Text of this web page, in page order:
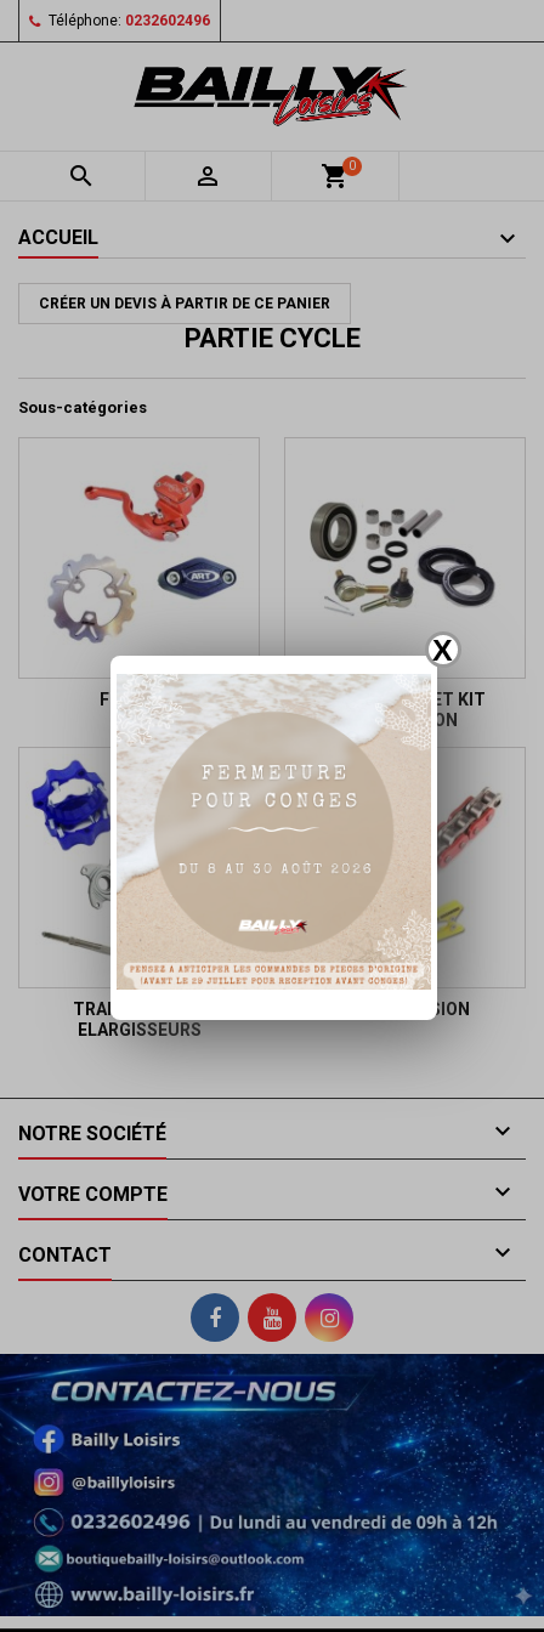
X
Téléphone: 0232602496
  shopping_cart0
ACCUEIL
CRÉER UN DEVIS À PARTIR DE CE PANIER
PARTIE CYCLE
Sous-catégories
FREINAGE
ROULEMENT ET KIT
REPARATION
TRAIN LARGE ET
ELARGISSEURS
TRANSMISSION
NOTRE SOCIÉTÉ 
VOTRE COMPTE 
CONTACT 